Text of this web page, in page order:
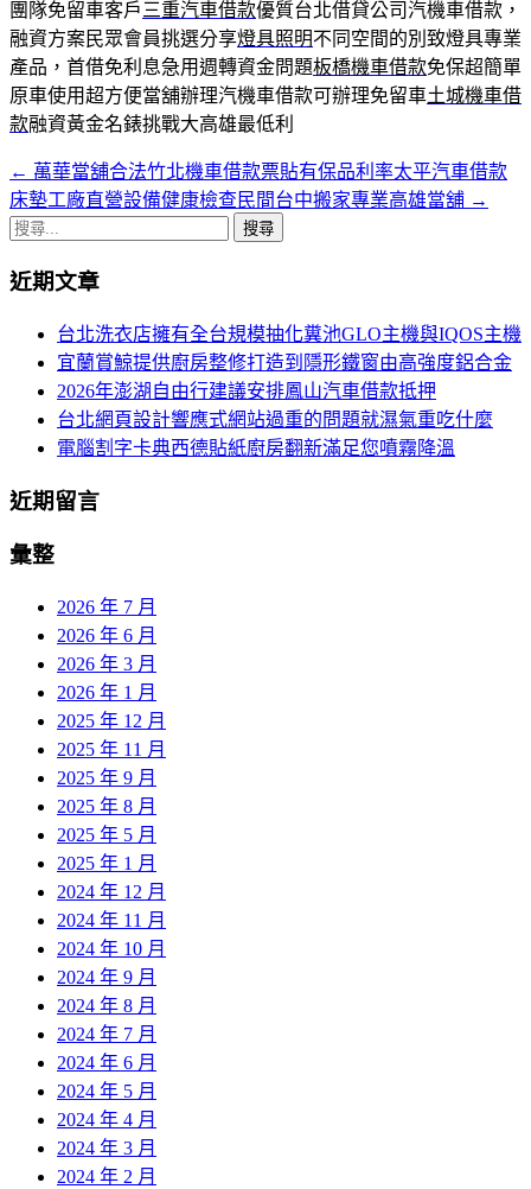
團隊免留車客戶 三重汽車借款優質台北借貸公司汽機車借款，
融資方案民眾會員挑選分享燈具照明不同空間的別致燈具專業
產品，首借免利息急用週轉資金問題板橋機車借款免保超簡單
原車使用超方便當舖辦理汽機車借款可辦理免留車土城機車借
款融資黃金名錶挑戰大高雄最低利
文
章
航
← 萬華當舖合法竹北機車借款票貼有保品利率太平汽車借款
床墊工廠直營設備健康檢查民間台中搬家專業高雄當舖 →
搜
關
近期文章
台北洗衣店擁有全台規模抽化糞池GLO主機與IQOS主機
宜蘭賞鯨提供廚房整修打造到隱形鐵窗由高強度鋁合金
2026年澎湖自由行建議安排鳳山汽車借款抵押
台北網頁設計響應式網站過重的問題就濕氣重吃什麼
電腦割字卡典西德貼紙廚房翻新滿足您噴霧降溫
近期留言
彙整
2026 年 7 月
2026 年 6 月
2026 年 3 月
2026 年 1 月
2025 年 12 月
2025 年 11 月
2025 年 9 月
2025 年 8 月
2025 年 5 月
2025 年 1 月
2024 年 12 月
2024 年 11 月
2024 年 10 月
2024 年 9 月
2024 年 8 月
2024 年 7 月
2024 年 6 月
2024 年 5 月
2024 年 4 月
2024 年 3 月
2024 年 2 月